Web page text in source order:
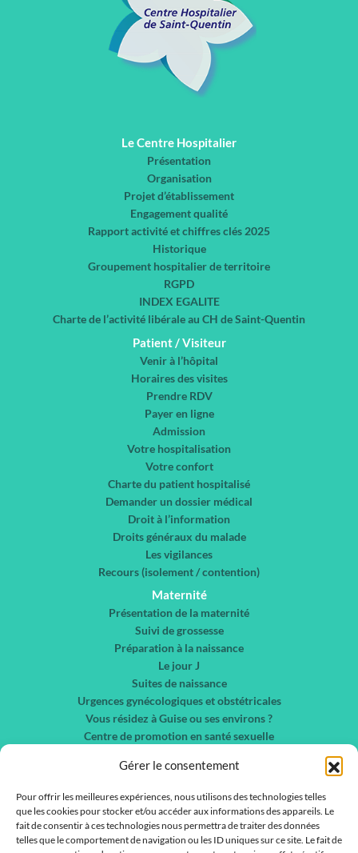
Gérer le consentement
Pour offrir les meilleures expériences, nous utilisons des technologies telles
que les cookies pour stocker et/ou accéder aux informations des appareils. Le
fait de consentir à ces technologies nous permettra de traiter des données
telles que le comportement de navigation ou les ID uniques sur ce site. Le fait de
Le Centre Hospitalier
Présentation
Organisation
Projet d’établissement
Engagement qualité
Rapport activité et chiffres clés 2025
Historique
Groupement hospitalier de territoire
RGPD
INDEX EGALITE
Charte de l’activité libérale au CH de Saint-Quentin
Patient / Visiteur
Venir à l’hôpital
Horaires des visites
Prendre RDV
Payer en ligne
Admission
Votre hospitalisation
Votre confort
Charte du patient hospitalisé
Demander un dossier médical
Droit à l’information
Droits généraux du malade
Les vigilances
Recours (isolement / contention)
Maternité
Présentation de la maternité
Suivi de grossesse
Préparation à la naissance
Le jour J
Suites de naissance
Urgences gynécologiques et obstétricales
Vous résidez à Guise ou ses environs ?
Centre de promotion en santé sexuelle
Liste des services
Liste des médecins
Actualités